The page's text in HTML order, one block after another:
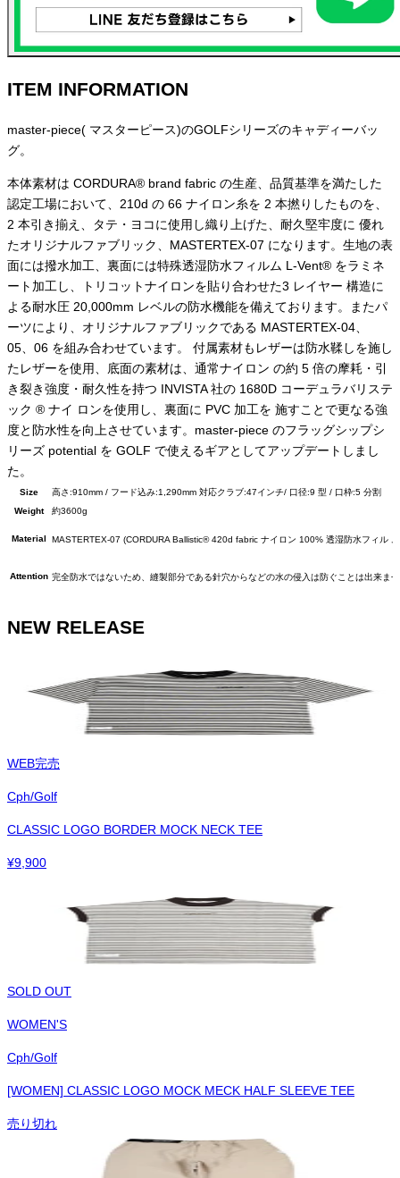
ITEM INFORMATION
master-piece( マスターピース)のGOLFシリーズのキャディーバッ
グ。
本体素材は CORDURA® brand fabric の生産、品質基準を満たした
認定工場において、210d の 66 ナイロン糸を 2 本撚りしたものを、
2 本引き揃え、タテ・ヨコに使用し織り上げた、耐久堅牢度に 優れ
たオリジナルファブリック、MASTERTEX-07 になります。生地の表
面には撥水加工、裏面には特殊透湿防水フィルム L-Vent® をラミネ
ート加工し、トリコットナイロンを貼り合わせた3 レイヤー 構造に
よる耐水圧 20,000mm レベルの防水機能を備えております。またパ
ーツにより、オリジナルファブリックである MASTERTEX-04、
05、06 を組み合わせています。 付属素材もレザーは防水鞣しを施し
たレザーを使用、底面の素材は、通常ナイロン の約 5 倍の摩耗・引
き裂き強度・耐久性を持つ INVISTA 社の 1680D コーデュラバリステ
ック ® ナイ ロンを使用し、裏面に PVC 加工を 施すことで更なる強
度と防水性を向上させています。master-piece のフラッグシップシ
リーズ potential を GOLF で使えるギアとしてアップデートしまし
た。
Size
高さ:910mm / フード込み:1,290mm 対応クラブ:47インチ/ 口径:9 型 / 口枠:5 分割
Weight
約3600g
Material MASTERTEX-07 (CORDURA Ballistic® 420d fabric ナイロン 100% 透湿防水フィル
Attention 完全防水ではないため、縫製部分である針穴からなどの水の侵入は防ぐことは出来
NEW RELEASE
WEB完売
Cph/Golf
CLASSIC LOGO BORDER MOCK NECK TEE
¥9,900
SOLD OUT
WOMEN'S
Cph/Golf
[WOMEN] CLASSIC LOGO MOCK MECK HALF SLEEVE TEE
売り切れ